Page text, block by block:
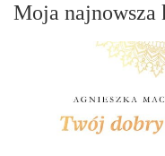
Moja najnowsza